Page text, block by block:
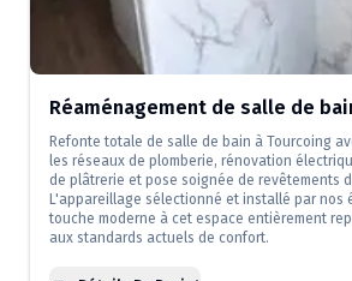
Réaménagement de salle de
Refonte totale de salle de bain à Tourcoing
les réseaux de plomberie, rénovation
de plâtrerie et pose soignée de revêtements
L'appareillage sélectionné et installé par nos
touche moderne à cet espace entièrement
aux standards actuels de confort.